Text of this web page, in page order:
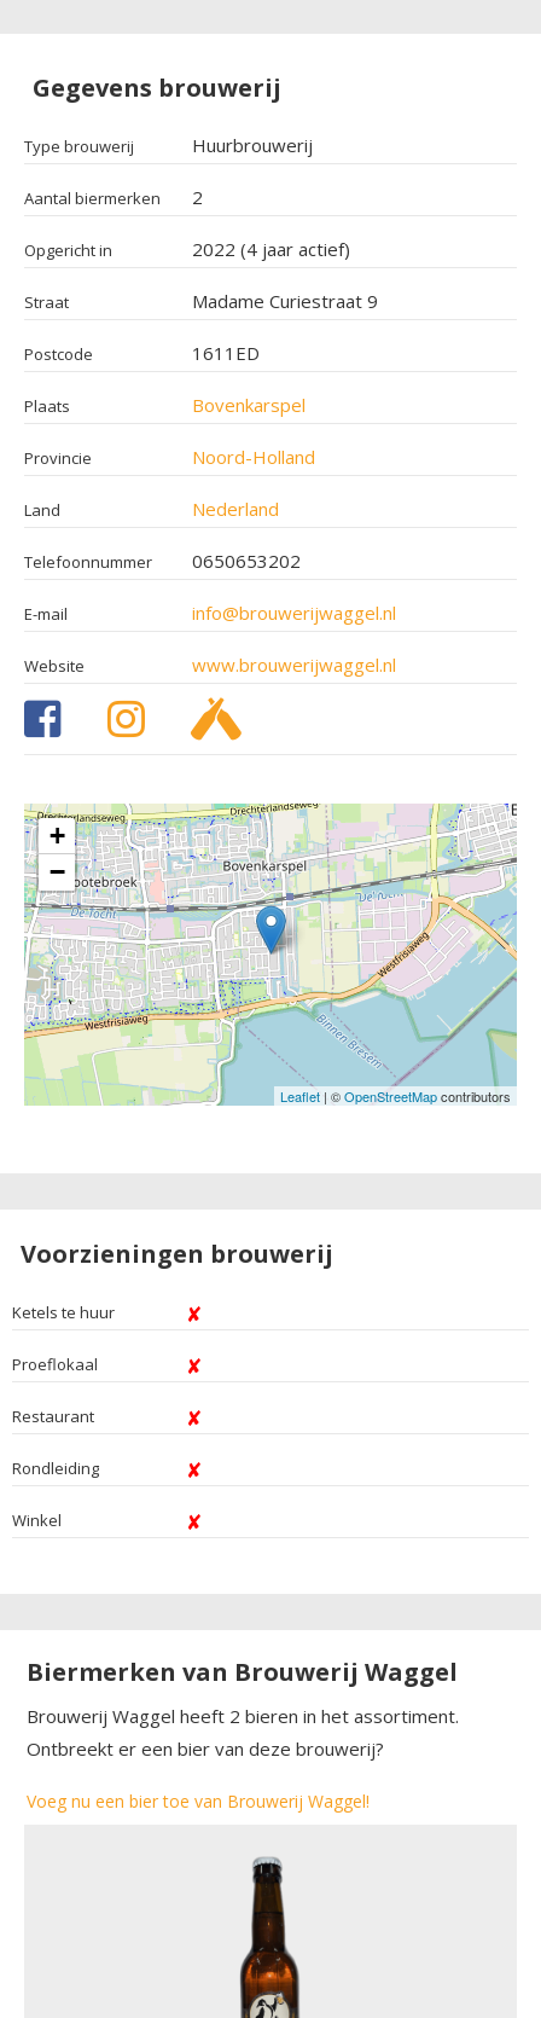
Gegevens brouwerij
Type brouwerij Huurbrouwerij
Aantal biermerken 2
Opgericht in 2022 (4 jaar actief)
Straat Madame Curiestraat 9
Postcode 1611ED
Plaats Bovenkarspel
Provincie Noord-Holland
Land Nederland
Telefoonnummer 0650653202
E-mail info@brouwerijwaggel.nl
Website www.brouwerijwaggel.nl
+
−
Leaflet | ©OpenStreetMapcontributors
Voorzieningen brouwerij
Ketels te huur
Proeflokaal
Restaurant
Rondleiding
Winkel
Biermerken van Brouwerij Waggel
Brouwerij Waggel heeft 2 bieren in het assortiment.
Ontbreekt er een bier van deze brouwerij?
Voeg nu een bier toe van Brouwerij Waggel!